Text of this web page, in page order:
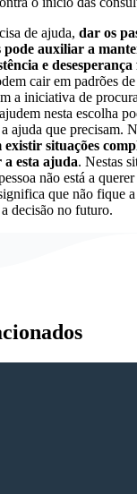
de ajuda, dar os
pode auxiliar a
e desesperança
cair em padrões
a iniciativa de
nesta escolha
ajuda que precisam.
existir situações
a esta ajuda. Nestas
não está a
que não fique
decisão no futuro.